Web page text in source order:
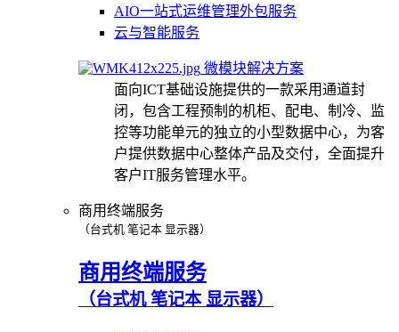
AIO一站式运维管理外包服务
云与智能服务
微模块解决方案
面向ICT基础设施提供的一款采用通道封
闭，包含工程预制的机柜、配电、制冷、监
控等功能单元的独立的小型数据中心，为客
户提供数据中心整体产品及交付，全面提升
客户IT服务管理水平。
商用终端服务
（台式机 笔记本 显示器）
商用终端服务
（台式机 笔记本 显示器）